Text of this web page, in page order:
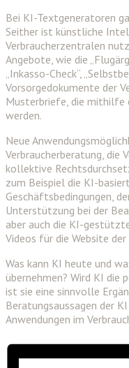
Bei KI-Textgeneratoren
Seither ist künstliche
Verbraucherzentralen
Angebote, wie die
„Inkasso-Check“,
Vorsorgedokumente der
Musterbriefe, die
werden.
Neue
Verbraucherberatung, die
kollektive
zum Beispiel die KI-
Geschäftsbedingungen,
Unterstützung bei der
aber auch die KI-
Videos für die Website
Was kann KI heute und
übernehmen? Wird KI die
ist sie eine sinnvolle
Beratungsaussagen der
Anwendungen im